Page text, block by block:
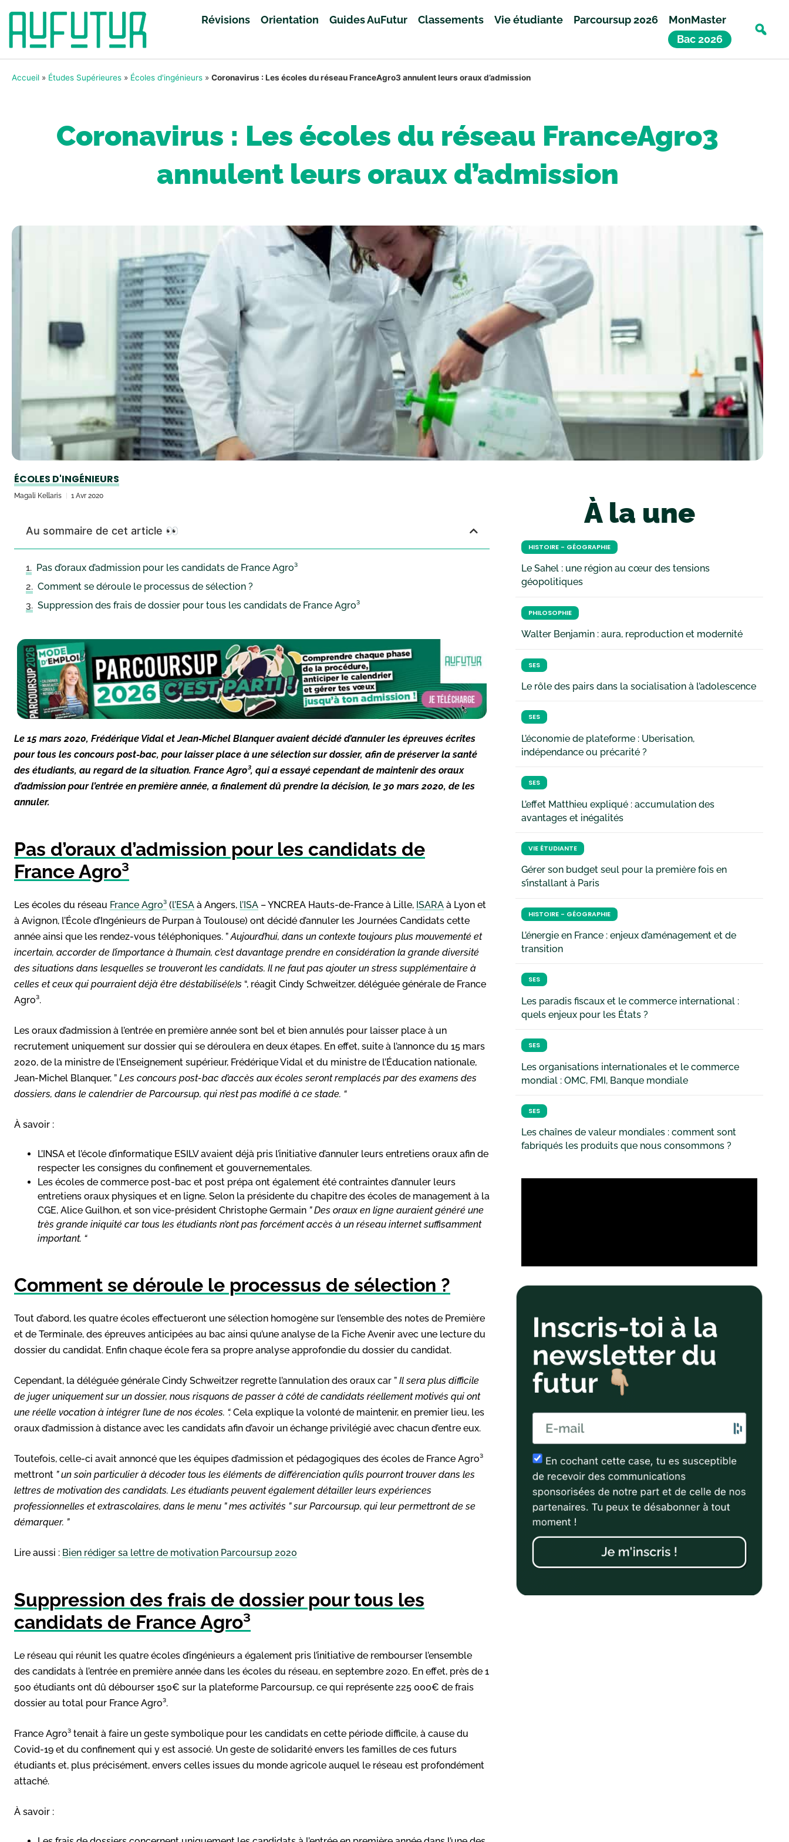
Révisions Orientation Guides AuFutur Classements Vie étudiante Parcoursup 2026
MonMaster
Bac 2026
Accueil » Études Supérieures » Écoles d'ingénieurs » Coronavirus : Les écoles du réseau FranceAgro3 annulent leurs oraux d’admission
Coronavirus : Les écoles du réseau FranceAgro3
annulent leurs oraux d’admission
ÉCOLES D'INGÉNIEURS
Magali Kellaris 1 Avr 2020
Au sommaire de cet article 👀
Pas d’oraux d’admission pour les candidats de France Agro³
Comment se déroule le processus de sélection ?
Suppression des frais de dossier pour tous les candidats de France Agro³
Le 15 mars 2020, Frédérique Vidal et Jean-Michel Blanquer avaient décidé d’annuler les épreuves écrites
pour tous les concours post-bac, pour laisser place à une sélection sur dossier, afin de préserver la santé
des étudiants, au regard de la situation. France Agro³, qui a essayé cependant de maintenir des oraux
d’admission pour l’entrée en première année, a finalement dû prendre la décision, le 30 mars 2020, de les
annuler.
Pas d’oraux d’admission pour les candidats de
France Agro³
Les écoles du réseau France Agro³ (l’ESA à Angers, l’ISA – YNCREA Hauts-de-France à Lille, ISARA à Lyon et
à Avignon, l’École d’Ingénieurs de Purpan à Toulouse) ont décidé d’annuler les Journées Candidats cette
année ainsi que les rendez-vous téléphoniques. ”Aujourd’hui, dans un contexte toujours plus mouvementé et
incertain, accorder de l’importance à l’humain, c’est davantage prendre en considération la grande diversité
des situations dans lesquelles se trouveront les candidats. Il ne faut pas ajouter un stress supplémentaire à
celles et ceux qui pourraient déjà être déstabilisé(e)s “, réagit Cindy Schweitzer, déléguée générale de France
Agro³.
Les oraux d’admission à l’entrée en première année sont bel et bien annulés pour laisser place à un
recrutement uniquement sur dossier qui se déroulera en deux étapes. En effet, suite à l’annonce du 15 mars
2020, de la ministre de l’Enseignement supérieur, Frédérique Vidal et du ministre de l’Éducation nationale,
Jean-Michel Blanquer, ” Les concours post-bac d’accès aux écoles seront remplacés par des examens des
dossiers, dans le calendrier de Parcoursup, qui n’est pas modifié à ce stade. “
À savoir :
L’INSA et l’école d’informatique ESILV avaient déjà pris l’initiative d’annuler leurs entretiens oraux afin de
respecter les consignes du confinement et gouvernementales.
Les écoles de commerce post-bac et post prépa ont également été contraintes d’annuler leurs
entretiens oraux physiques et en ligne. Selon la présidente du chapitre des écoles de management à la
CGE, Alice Guilhon, et son vice-président Christophe Germain ” Des oraux en ligne auraient généré une
très grande iniquité car tous les étudiants n’ont pas forcément accès à un réseau internet suffisamment
important. “
Comment se déroule le processus de sélection ?
Tout d’abord, les quatre écoles effectueront une sélection homogène sur l’ensemble des notes de Première
et de Terminale, des épreuves anticipées au bac ainsi qu’une analyse de la Fiche Avenir avec une lecture du
dossier du candidat. Enfin chaque école fera sa propre analyse approfondie du dossier du candidat.
Cependant, la déléguée générale Cindy Schweitzer regrette l’annulation des oraux car ” Il sera plus difficile
de juger uniquement sur un dossier, nous risquons de passer à côté de candidats réellement motivés qui ont
une réelle vocation à intégrer l’une de nos écoles. “. Cela explique la volonté de maintenir, en premier lieu, les
oraux d’admission à distance avec les candidats afin d’avoir un échange privilégié avec chacun d’entre eux.
Toutefois, celle-ci avait annoncé que les équipes d’admission et pédagogiques des écoles de France Agro³
mettront ” un soin particulier à décoder tous les éléments de différenciation qu’ils pourront trouver dans les
lettres de motivation des candidats. Les étudiants peuvent également détailler leurs expériences
professionnelles et extrascolaires, dans le menu ” mes activités ” sur Parcoursup, qui leur permettront de se
démarquer. ”
Lire aussi : Bien rédiger sa lettre de motivation Parcoursup 2020
Suppression des frais de dossier pour tous les
candidats de France Agro³
Le réseau qui réunit les quatre écoles d’ingénieurs a également pris l’initiative de rembourser l’ensemble
des candidats à l’entrée en première année dans les écoles du réseau, en septembre 2020. En effet, près de 1
500 étudiants ont dû débourser 150€ sur la plateforme Parcoursup, ce qui représente 225 000€ de frais
dossier au total pour France Agro³.
France Agro³ tenait à faire un geste symbolique pour les candidats en cette période difficile, à cause du
Covid-19 et du confinement qui y est associé. Un geste de solidarité envers les familles de ces futurs
étudiants et, plus précisément, envers celles issues du monde agricole auquel le réseau est profondément
attaché.
À savoir :
À la une
HISTOIRE - GÉOGRAPHIE
Le Sahel : une région au cœur des tensions
géopolitiques
PHILOSOPHIE
Walter Benjamin : aura, reproduction et modernité
SES
Le rôle des pairs dans la socialisation à l’adolescence
SES
L’économie de plateforme : Uberisation,
indépendance ou précarité ?
SES
L’effet Matthieu expliqué : accumulation des
avantages et inégalités
VIE ÉTUDIANTE
Gérer son budget seul pour la première fois en
s’installant à Paris
HISTOIRE - GÉOGRAPHIE
L’énergie en France : enjeux d’aménagement et de
transition
SES
Les paradis fiscaux et le commerce international :
quels enjeux pour les États ?
SES
Les organisations internationales et le commerce
mondial : OMC, FMI, Banque mondiale
SES
Les chaînes de valeur mondiales : comment sont
fabriqués les produits que nous consommons ?